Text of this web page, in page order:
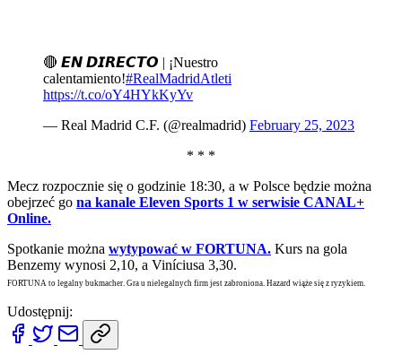
🔴 𝙀𝙉 𝘿𝙄𝙍𝙀𝘾𝙏𝙊 | ¡Nuestro
calentamiento!#RealMadridAtleti
https://t.co/oY4HYkKyYv
— Real Madrid C.F. (@realmadrid) February 25, 2023
* * *
Mecz rozpocznie się o godzinie 18:30, a w Polsce będzie można
obejrzeć go na kanale Eleven Sports 1 w serwisie CANAL+
Online.
Spotkanie można wytypować w FORTUNA. Kurs na gola
Benzemy wynosi 2,10, a Viníciusa 3,30.
FORTUNA to legalny bukmacher. Gra u nielegalnych firm jest zabroniona. Hazard wiąże się z ryzykiem.
Udostępnij: